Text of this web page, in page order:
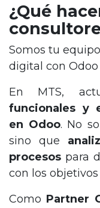
¿Qué
Somos tu
digital con Odoo
En MTS,
funcionales y
en Odoo. No
sino que
procesos para
con los
Como Partner